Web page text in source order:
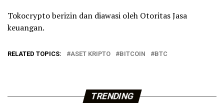
Tokocrypto berizin dan diawasi oleh Otoritas Jasa
keuangan.
RELATED TOPICS: ASET KRIPTO BITCOIN BTC
TRENDING